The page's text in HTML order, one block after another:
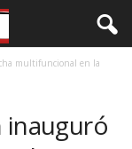
multifuncional en la
inauguró